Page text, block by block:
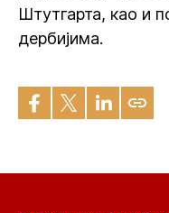
Штутгарта, као и
дербијима.